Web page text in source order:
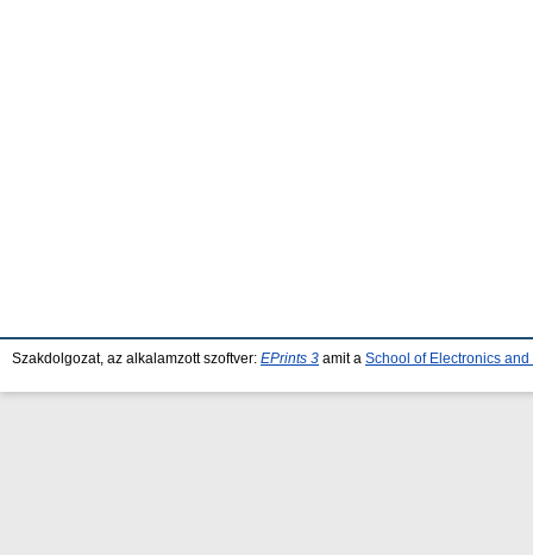
Szakdolgozat, az alkalamzott szoftver: EPrints 3 amit a School of Electronics